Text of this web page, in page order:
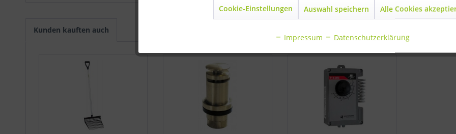
Kunden kauften auch
Cookie-Einstellungen Auswahl speichern Alle Cookies
Impressum Datenschutzerklärung